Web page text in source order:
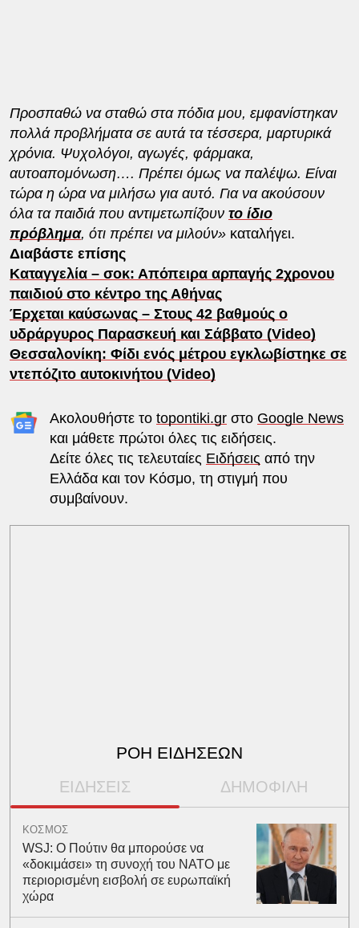
Προσπαθώ να σταθώ στα πόδια μου, εμφανίστηκαν
πολλά προβλήματα σε αυτά τα τέσσερα, μαρτυρικά
χρόνια. Ψυχολόγοι, αγωγές, φάρμακα,
αυτοαπομόνωση…. Πρέπει όμως να παλέψω. Είναι
τώρα η ώρα να μιλήσω για αυτό. Για να ακούσουν
όλα τα παιδιά που αντιμετωπίζουν το ίδιο
πρόβλημα, ότι πρέπει να μιλούν» καταλήγει.
Διαβάστε επίσης
Καταγγελία – σοκ: Απόπειρα αρπαγής 2χρονου
παιδιού στο κέντρο της Αθήνας
Έρχεται καύσωνας – Στους 42 βαθμούς ο
υδράργυρος Παρασκευή και Σάββατο (Video)
Θεσσαλονίκη: Φίδι ενός μέτρου εγκλωβίστηκε σε
ντεπόζιτο αυτοκινήτου (Video)
Ακολουθήστε το topontiki.grστο Google News
και μάθετε πρώτοι όλες τις ειδήσεις.
Δείτε όλες τις τελευταίες Ειδήσεις από την
Ελλάδα και τον Κόσμο, τη στιγμή που
συμβαίνουν.
ΡΟΗ ΕΙΔΗΣΕΩΝ
ΕΙΔΗΣΕΙΣ ΔΗΜΟΦΙΛΗ
ΚΟΣΜΟΣ
WSJ: Ο Πούτιν θα μπορούσε να
«δοκιμάσει» τη συνοχή του ΝΑΤΟ με
περιορισμένη εισβολή σε ευρωπαϊκή
χώρα